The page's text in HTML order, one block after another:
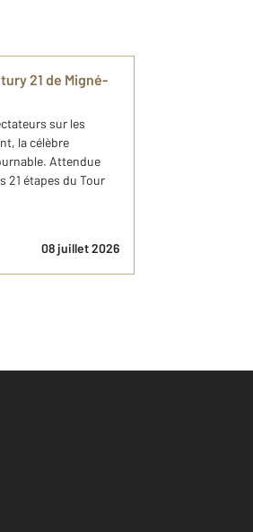
21 de Migné-
sur les
la célèbre
Attendue
21 étapes du Tour
08 juillet 2026